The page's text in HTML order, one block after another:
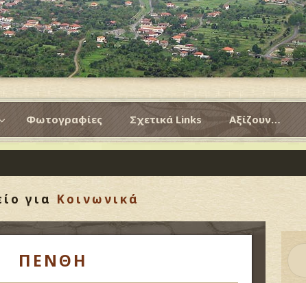
Φωτογραφίες Σχετικά Links Αξίζουν…
για Κοινωνικά
ΠΕΝΘΗ